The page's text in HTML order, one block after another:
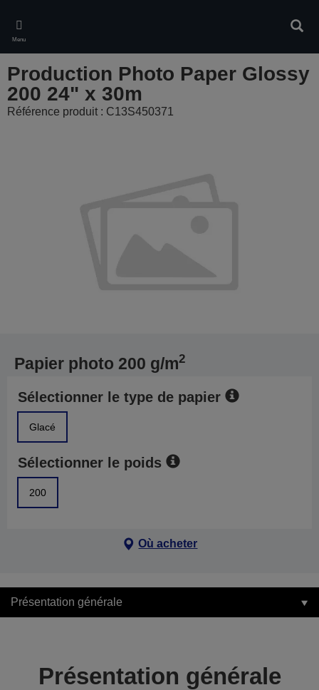
main
content
Menu
Production Photo Paper Glossy
200 24" x 30m
Référence produit : C13S450371
Papier photo 200 g/m2
Sélectionner le type de papier
Glacé
Sélectionner le poids
200
Où acheter
Présentation générale
Présentation générale